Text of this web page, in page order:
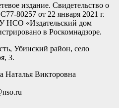
издание. Свидетельство о
80257 от 22 января 2021 г.
НСО «Издательский дом
в Роскомнадзоре.
Убинский район, село
3.
Наталья Викторовна